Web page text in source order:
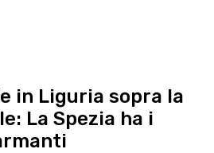
in Liguria sopra la
La Spezia ha i